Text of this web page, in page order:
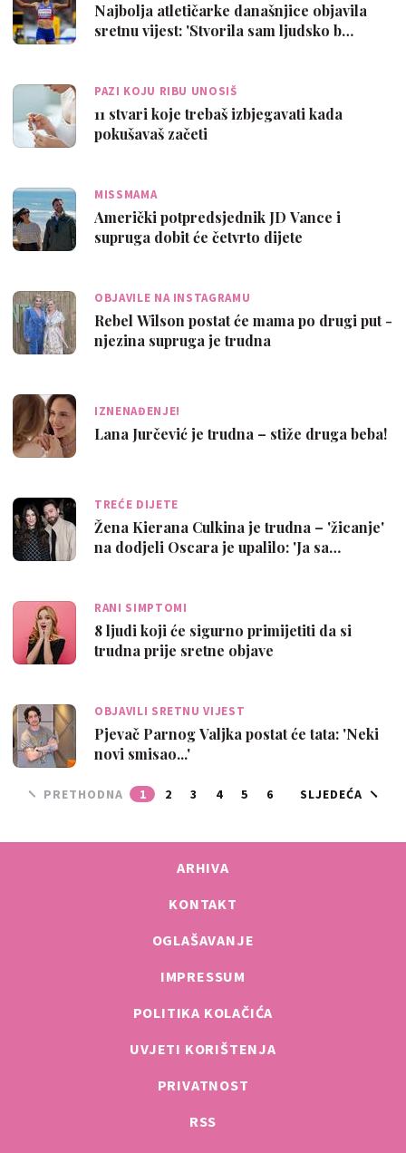
Najbolja atletičarke današnjice objavila
sretnu vijest: 'Stvorila sam ljudsko b…
PAZI KOJU RIBU UNOSIŠ
11 stvari koje trebaš izbjegavati kada
pokušavaš začeti
MISSMAMA
Američki potpredsjednik JD Vance i
supruga dobit će četvrto dijete
OBJAVILE NA INSTAGRAMU
Rebel Wilson postat će mama po drugi put -
njezina supruga je trudna
IZNENAĐENJE!
Lana Jurčević je trudna – stiže druga beba!
TREĆE DIJETE
Žena Kierana Culkina je trudna – 'žicanje'
na dodjeli Oscara je upalilo: 'Ja sa…
RANI SIMPTOMI
8 ljudi koji će sigurno primijetiti da si
trudna prije sretne objave
OBJAVILI SRETNU VIJEST
Pjevač Parnog Valjka postat će tata: 'Neki
novi smisao...'
PRETHODNA 1 2 3 4 5 6 SLJEDEĆA
ARHIVA
KONTAKT
OGLAŠAVANJE
IMPRESSUM
POLITIKA KOLAČIĆA
UVJETI KORIŠTENJA
PRIVATNOST
RSS